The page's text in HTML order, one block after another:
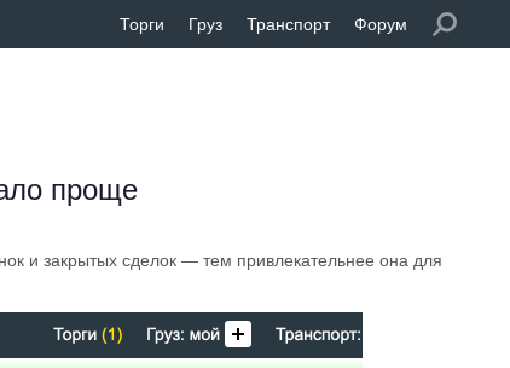
Торги Груз Транспорт Форум
проще
и закрытых сделок — тем привлекательнее она для